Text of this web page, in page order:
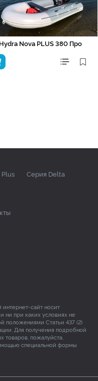
Hydra Nova PLUS 380 Про
Серия Delta
сайт носит
ни при каких условиях не
положениями Статьи 437 (2)
Для получения подробной
товаров, пожалуйста,
специальной формы